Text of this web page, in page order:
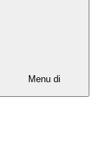
Menu di